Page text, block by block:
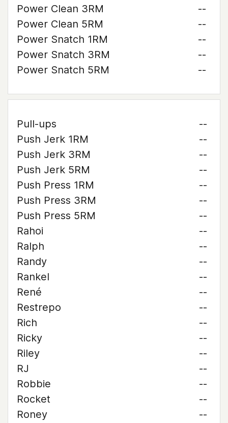
Power Clean 3RM
--
Power Clean 5RM
--
Power Snatch 1RM
--
Power Snatch 3RM
--
Power Snatch 5RM
--
Pull-ups
--
Push Jerk 1RM
--
Push Jerk 3RM
--
Push Jerk 5RM
--
Push Press 1RM
--
Push Press 3RM
--
Push Press 5RM
--
Rahoi
--
Ralph
--
Randy
--
Rankel
--
René
--
Restrepo
--
Rich
--
Ricky
--
Riley
--
RJ
--
Robbie
--
Rocket
--
Roney
--